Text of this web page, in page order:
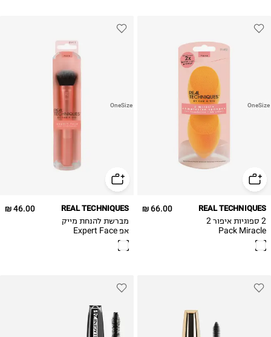
OneSize
66.00 ₪ REAL TECHNIQUES
2 ספוגיות איפור 2
Pack Miracle
Complexion
Sponge
OneSize
46.00 ₪ REAL TECHNIQUES
מברשת להנחת מייק
אפ Expert Face
Brush